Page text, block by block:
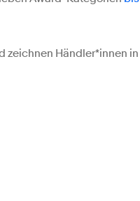
zeichnen Händler*innen in